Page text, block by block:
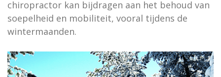
chiropractor kan bijdragen aan het behoud van
soepelheid en mobiliteit, vooral tijdens de
wintermaanden.